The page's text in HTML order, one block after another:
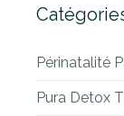
Périnatalité
Pura Detox